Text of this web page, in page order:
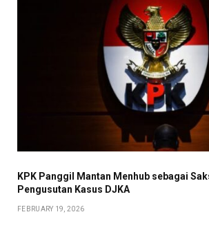
KPK Panggil Mantan Menhub sebagai
Pengusutan Kasus DJKA
FEBRUARY 19, 2026